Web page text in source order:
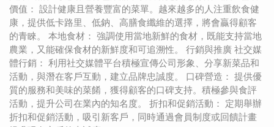
價值： 設計健康且營養豐富的菜單。越來越多的人注重飲食健
康，提供低卡路里、低鈉、高膳食纖維的選擇，將會贏得顧客
的青睞。 本地食材： 強調使用當地新鮮的食材，既能支持當地
農業，又能確保食材的新鮮度和可追溯性。 行銷與推廣 社交媒
體行銷： 利用社交媒體平台積極宣傳公司形象、分享新菜品和
活動，與潛在客戶互動，建立品牌忠誠度。 口碑營造： 提供優
質的服務和美味的菜餚，獲得顧客的口碑支持。積極參與食評
活動，提升公司在業內的知名度。 折扣和促銷活動： 定期舉辦
折扣和促銷活動，吸引新客戶，同時通過會員制度或回饋計畫